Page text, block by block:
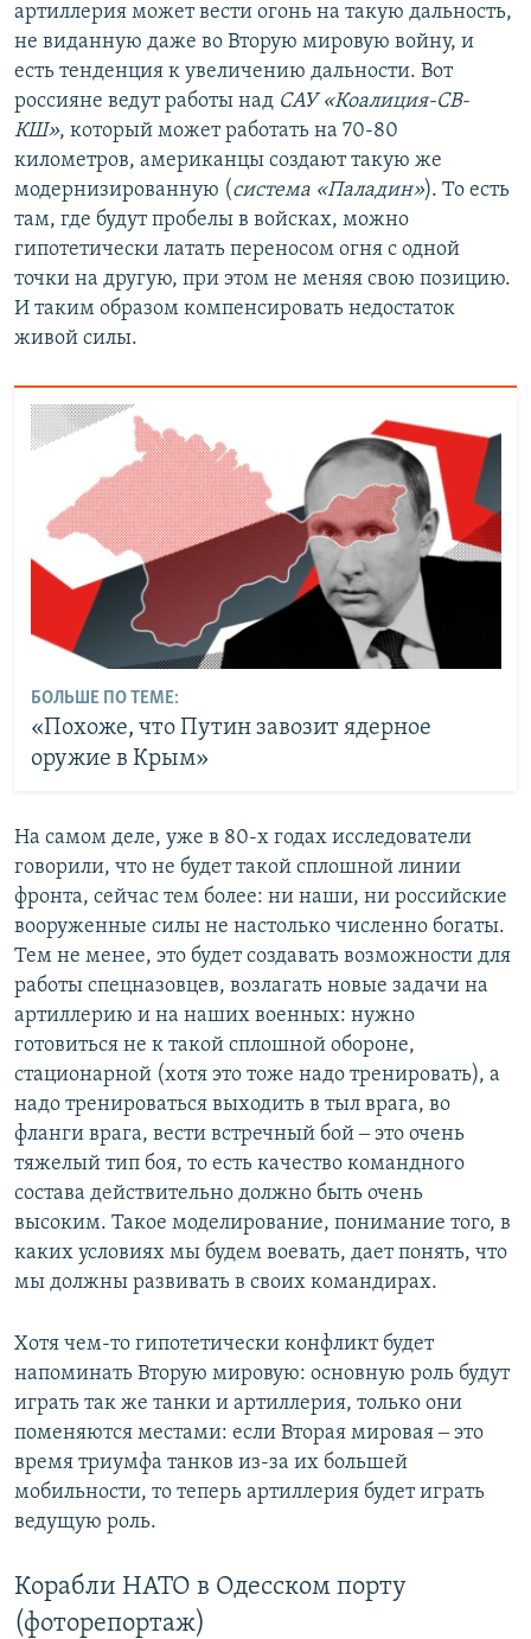
артиллерия может вести огонь на такую дальность,
не виданную даже во Вторую мировую войну, и
есть тенденция к увеличению дальности. Вот
россияне ведут работы над САУ «Коалиция-СВ-
КШ», который может работать на 70-80
километров, американцы создают такую же
модернизированную (система «Паладин»). То есть
там, где будут пробелы в войсках, можно
гипотетически латать переносом огня с одной
точки на другую, при этом не меняя свою позицию.
И таким образом компенсировать недостаток
живой силы.
БОЛЬШЕ ПО ТЕМЕ:
«Похоже, что Путин завозит ядерное
оружие в Крым»
На самом деле, уже в 80-х годах исследователи
говорили, что не будет такой сплошной линии
фронта, сейчас тем более: ни наши, ни российские
вооруженные силы не настолько численно богаты.
Тем не менее, это будет создавать возможности для
работы спецназовцев, возлагать новые задачи на
артиллерию и на наших военных: нужно
готовиться не к такой сплошной обороне,
стационарной (хотя это тоже надо тренировать), а
надо тренироваться выходить в тыл врага, во
фланги врага, вести встречный бой ‒ это очень
тяжелый тип боя, то есть качество командного
состава действительно должно быть очень
высоким. Такое моделирование, понимание того, в
каких условиях мы будем воевать, дает понять, что
мы должны развивать в своих командирах.
Хотя чем-то гипотетически конфликт будет
напоминать Вторую мировую: основную роль будут
играть так же танки и артиллерия, только они
поменяются местами: если Вторая мировая ‒ это
время триумфа танков из-за их большей
мобильности, то теперь артиллерия будет играть
ведущую роль.
Корабли НАТО в Одесском порту
(фоторепортаж)